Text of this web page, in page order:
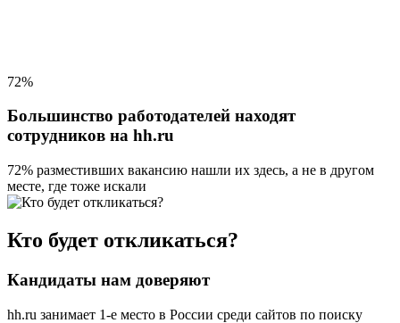
72%
Большинство работодателей находят
сотрудников на hh.ru
72% разместивших вакансию нашли их здесь, а не в другом
месте, где тоже искали
Кто будет откликаться?
Кандидаты нам доверяют
hh.ru занимает 1-е место в России среди сайтов по поиску